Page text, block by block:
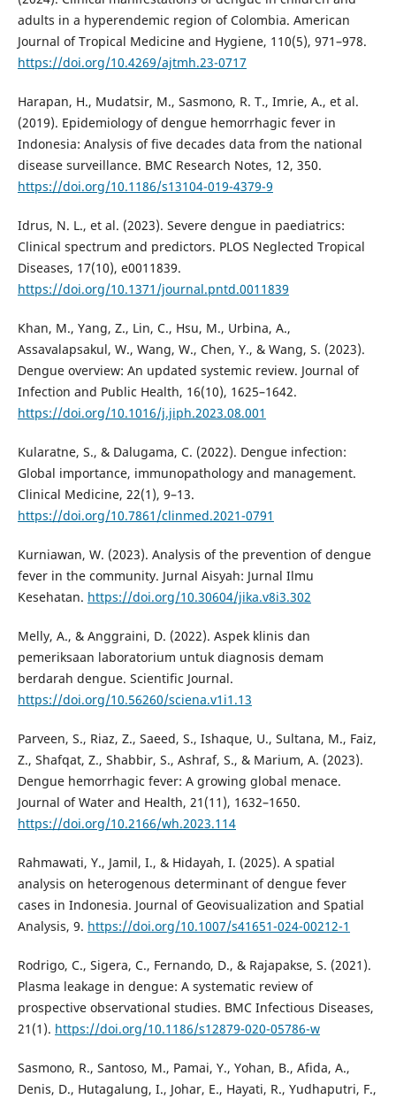
adults in a hyperendemic region of Colombia. American
Journal of Tropical Medicine and Hygiene, 110(5), 971–978.
https://doi.org/10.4269/ajtmh.23-0717
Harapan, H., Mudatsir, M., Sasmono, R. T., Imrie, A., et al.
(2019). Epidemiology of dengue hemorrhagic fever in
Indonesia: Analysis of five decades data from the national
disease surveillance. BMC Research Notes, 12, 350.
https://doi.org/10.1186/s13104-019-4379-9
Idrus, N. L., et al. (2023). Severe dengue in paediatrics:
Clinical spectrum and predictors. PLOS Neglected Tropical
Diseases, 17(10), e0011839.
https://doi.org/10.1371/journal.pntd.0011839
Khan, M., Yang, Z., Lin, C., Hsu, M., Urbina, A.,
Assavalapsakul, W., Wang, W., Chen, Y., & Wang, S. (2023).
Dengue overview: An updated systemic review. Journal of
Infection and Public Health, 16(10), 1625–1642.
https://doi.org/10.1016/j.jiph.2023.08.001
Kularatne, S., & Dalugama, C. (2022). Dengue infection:
Global importance, immunopathology and management.
Clinical Medicine, 22(1), 9–13.
https://doi.org/10.7861/clinmed.2021-0791
Kurniawan, W. (2023). Analysis of the prevention of dengue
fever in the community. Jurnal Aisyah: Jurnal Ilmu
Kesehatan. https://doi.org/10.30604/jika.v8i3.302
Melly, A., & Anggraini, D. (2022). Aspek klinis dan
pemeriksaan laboratorium untuk diagnosis demam
berdarah dengue. Scientific Journal.
https://doi.org/10.56260/sciena.v1i1.13
Parveen, S., Riaz, Z., Saeed, S., Ishaque, U., Sultana, M., Faiz,
Z., Shafqat, Z., Shabbir, S., Ashraf, S., & Marium, A. (2023).
Dengue hemorrhagic fever: A growing global menace.
Journal of Water and Health, 21(11), 1632–1650.
https://doi.org/10.2166/wh.2023.114
Rahmawati, Y., Jamil, I., & Hidayah, I. (2025). A spatial
analysis on heterogenous determinant of dengue fever
cases in Indonesia. Journal of Geovisualization and Spatial
Analysis, 9. https://doi.org/10.1007/s41651-024-00212-1
Rodrigo, C., Sigera, C., Fernando, D., & Rajapakse, S. (2021).
Plasma leakage in dengue: A systematic review of
prospective observational studies. BMC Infectious Diseases,
21(1). https://doi.org/10.1186/s12879-020-05786-w
Sasmono, R., Santoso, M., Pamai, Y., Yohan, B., Afida, A.,
Denis, D., Hutagalung, I., Johar, E., Hayati, R., Yudhaputri, F.,